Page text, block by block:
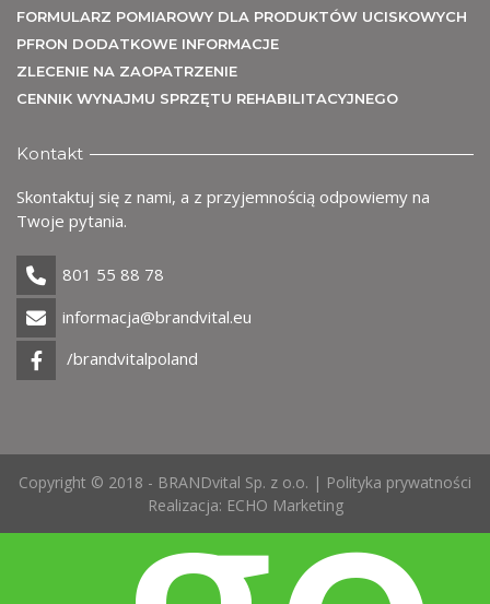
FORMULARZ POMIAROWY DLA PRODUKTÓW UCISKOWYCH
PFRON DODATKOWE INFORMACJE
ZLECENIE NA ZAOPATRZENIE
CENNIK WYNAJMU SPRZĘTU REHABILITACYJNEGO
Kontakt
Skontaktuj się z nami, a z przyjemnością odpowiemy na
Twoje pytania.
801 55 88 78
informacja@brandvital.eu
/brandvitalpoland
Copyright © 2018 - BRANDvital Sp. z o.o. | Polityka prywatności
Realizacja: ECHO Marketing